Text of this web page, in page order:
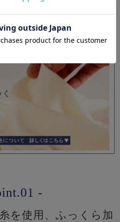
ムースニットパジャマ
-
を使用、ふっくら加